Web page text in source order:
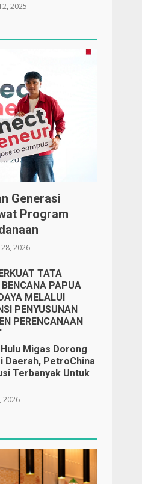
2025
Generasi
Program
2026
TATA
BENCANA PAPUA
MELALUI
PENYUSUNAN
PERENCANAAN
2026 Migas Dorong
Daerah, PetroChina
Terbanyak Untuk
2026